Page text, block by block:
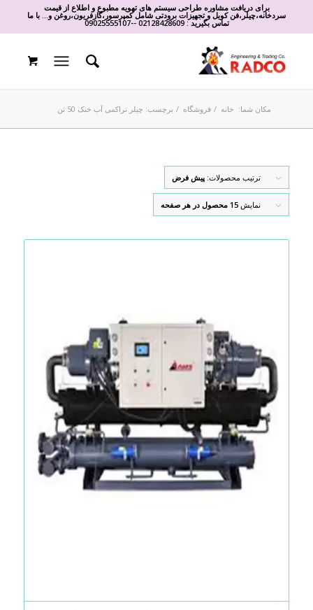
برای دریافت مشاوره طراحی سیستم های تهویه مطبوع و اطلاع از قیمت
سردخانه،چیلر،فن کویل و تجهیزات برودتی شامل کمپرسور،گازفریون،روغن و... با ما
تماس بگیرید :02128428609
-
-
09025555107
مکان شما: خانه / فروشگاه / برچسب: چیلر تراکمی آب خنک 50 تن
ترتیب محصولات: پیش فرض
نمایش 15 محصول در هر صفحه